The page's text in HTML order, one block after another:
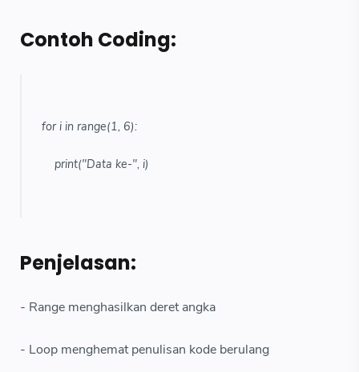
Contoh Coding:
for i in range(1, 6):
print("Data ke-", i)
Penjelasan:
- Range menghasilkan deret angka
- Loop menghemat penulisan kode berulang